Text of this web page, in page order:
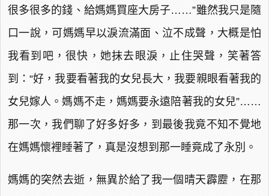
很多很多的錢、給媽媽買座大房子……”雖然我只是隨
口一說，可媽媽早以淚流滿面、泣不成聲，大概是怕
我看到吧，很快，她抹去眼淚，止住哭聲，笑著答
到：“好，我要看著我的女兒長大，我要親眼看著我的
女兒嫁人。媽媽不走，媽媽要永遠陪著我的女兒”……
那一次，我們聊了好多好多，到最後我竟不知不覺地
在媽媽懷裡睡著了，真是沒想到那一睡竟成了永別。
媽媽的突然去逝，無異於給了我一個晴天霹靂，在那